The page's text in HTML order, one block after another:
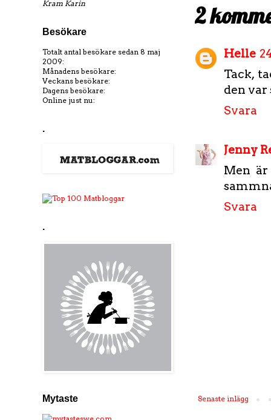
2
Helle
Tack,
den
Svara
Jenny
Men
Svara
Senaste inlägg
Kram Karin
Besökare
Totalt antal besökare sedan 8 maj
2009:
Månadens besökare:
Veckans besökare:
Dagens besökare:
Online just nu:
.
.
Mytaste